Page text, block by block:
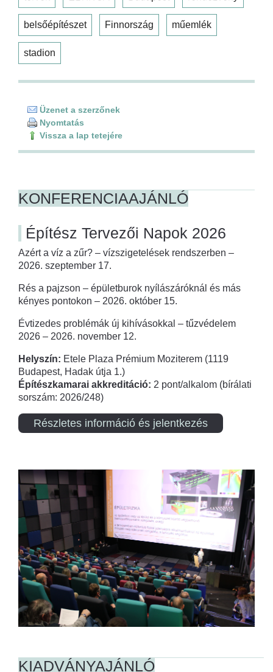
belsőépítészet Finnország műemlék
stadion
Üzenet a szerzőnek
Nyomtatás
Vissza a lap tetejére
KONFERENCIAAJÁNLÓ
Építész Tervezői Napok 2026
Azért a víz a zűr? – vízszigetelések rendszerben –
2026. szeptember 17.
Rés a pajzson – épületburok nyílászáróknál és más
kényes pontokon – 2026. október 15.
Évtizedes problémák új kihívásokkal – tűzvédelem
2026 – 2026. november 12.
Helyszín: Etele Plaza Prémium Moziterem (1119
Budapest, Hadak útja 1.)
Építészkamarai akkreditáció: 2 pont/alkalom (bírálati
sorszám: 2026/248)
Részletes információ és jelentkezés
KIADVÁNYAJÁNLÓ